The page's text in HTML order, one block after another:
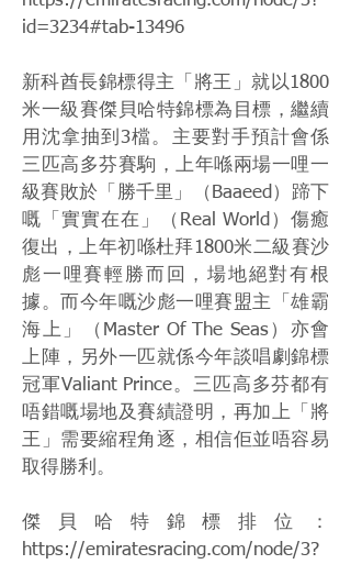
id=3234#tab-13496
新科酋長錦標得主「將王」就以1800
米一級賽傑貝哈特錦標為目標，繼續
用沈拿抽到3檔。主要對手預計會係
三匹高多芬賽駒，上年喺兩場一哩一
級賽敗於「勝千里」（Baaeed）蹄下
嘅「實實在在」（Real World）傷癒
復出，上年初喺杜拜1800米二級賽沙
彪一哩賽輕勝而回，場地絕對有根
據。而今年嘅沙彪一哩賽盟主「雄霸
海上」（Master Of The Seas）亦會
上陣，另外一匹就係今年談唱劇錦標
冠軍Valiant Prince。三匹高多芬都有
唔錯嘅場地及賽績證明，再加上「將
王」需要縮程角逐，相信佢並唔容易
取得勝利。
傑貝哈特錦標排位：
https://emiratesracing.com/node/3?